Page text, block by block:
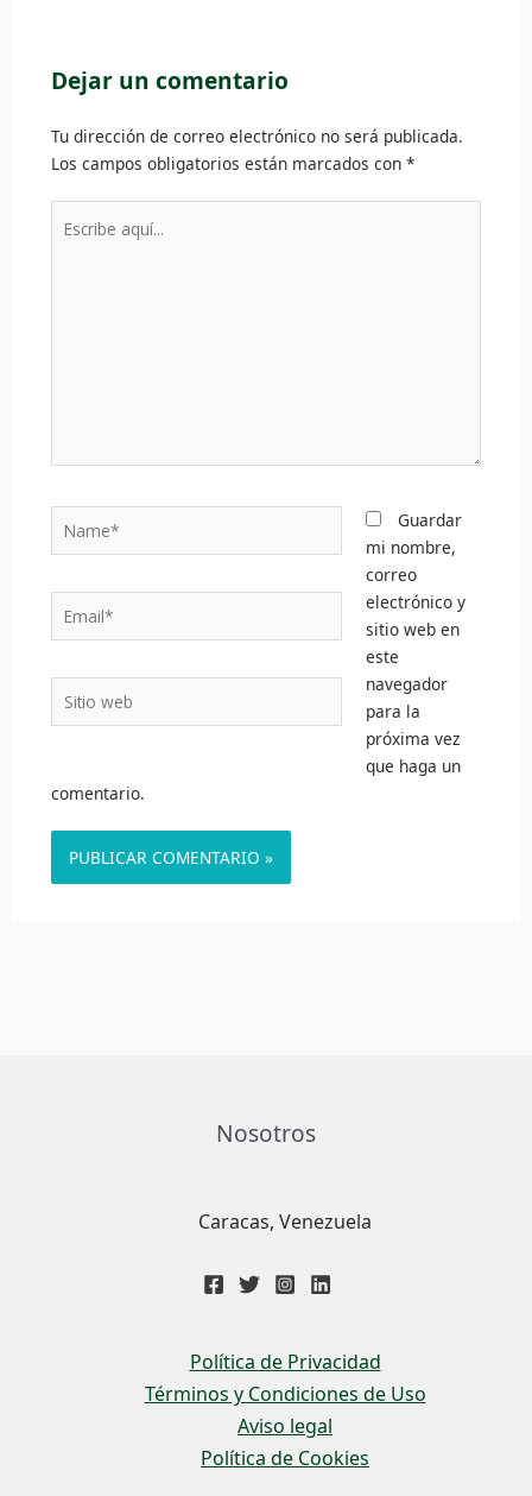
Dejar un comentario
Tu dirección de correo electrónico no será publicada.
Los campos obligatorios están marcados con *
Guardar
mi nombre,
correo
electrónico y
sitio web en
este
navegador
para la
próxima vez
que haga un
comentario.
Nosotros
Caracas, Venezuela
Política de Privacidad
Términos y Condiciones de Uso
Aviso legal
Política de Cookies